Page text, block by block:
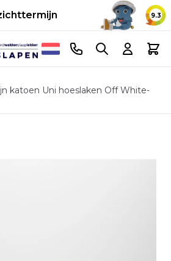
9.3
Telefoonnummer
Search Cart
katoen Uni hoeslaken Off White-